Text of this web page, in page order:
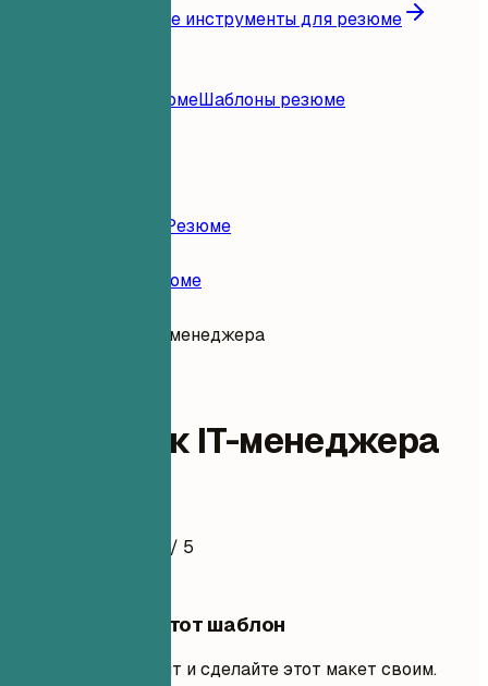
Все инструменты для резюме
Примеры резюмеШаблоны резюме
Конструктор Резюме
Примеры Резюме
Помощник IT-менеджера
Помощник IT-менеджера
/ 5
Использовать этот шаблон
Добавьте свой опыт и сделайте этот макет своим.